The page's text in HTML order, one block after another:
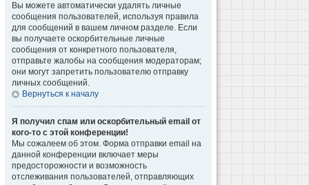
Вы можете автоматически удалять личные
сообщения пользователей, используя правила
для сообщений в вашем личном разделе. Если
вы получаете оскорбительные личные
сообщения от конкретного пользователя,
отправьте жалобы на сообщения модераторам;
они могут запретить пользователю отправку
личных сообщений.
Вернуться к началу
Я получил спам или оскорбительный email от
кого-то с этой конференции!
Мы сожалеем об этом. Форма отправки email на
данной конференции включает меры
предосторожности и возможность
отслеживания пользователей, отправляющих